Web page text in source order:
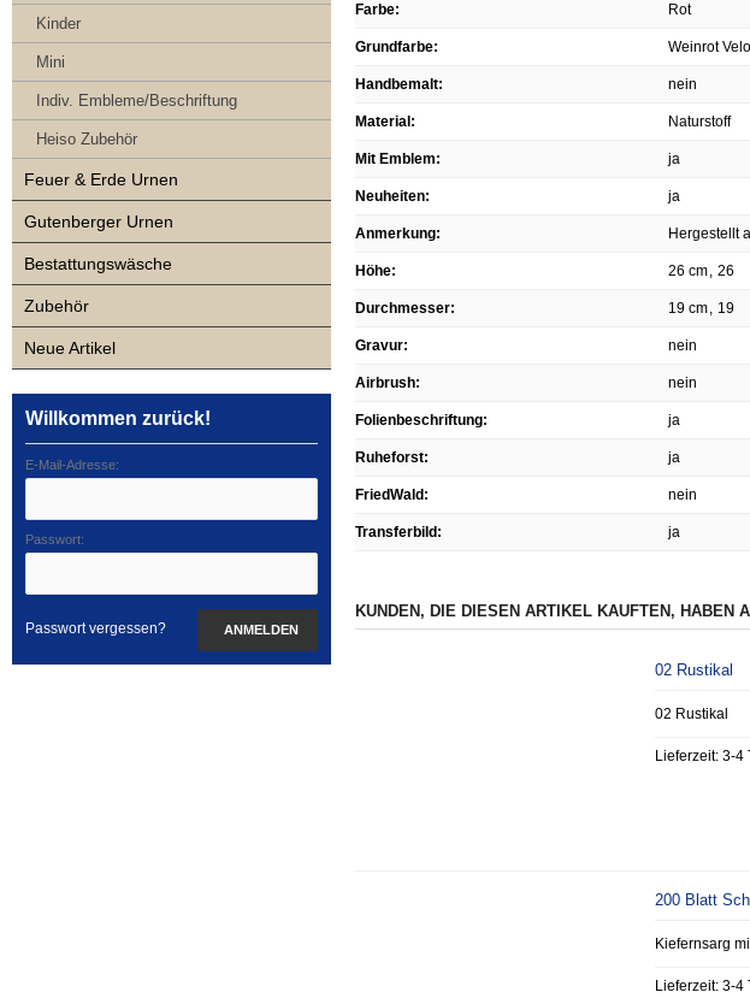
Farbe: Rot
Grundfarbe: Weinrot
Handbemalt: nein
Material : Naturstoff
Mit Emblem: ja
Neuheiten: ja
Anmerkung: Hergestellt
Höhe: 26 cm, 26
Durchmesser: 19 cm, 19
Gravur: nein
Airbrush: nein
Folienbeschriftung: ja
Ruheforst: ja
FriedWald : nein
Transferbild : ja
KUNDEN, DIE DIESEN ARTIKEL KAUFTEN, HABEN
02 Rustikal
02 Rustikal
Lieferzeit:3-4
200 Blatt
Kiefernsarg
Lieferzeit:3-4
Kinder
Mini
Indiv. Embleme/Beschriftung
Heiso Zubehör
Feuer & Erde Urnen
Gutenberger Urnen
Bestattungswäsche
Zubehör
Neue Artikel
Willkommen zurück!
E-Mail-Adresse:
Passwort:
Passwort vergessen? ANMELDEN